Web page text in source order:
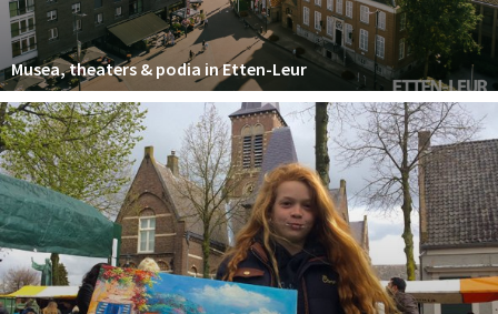
Andere City Apps
Inloggen
Musea, theaters & podia in Etten-Leur